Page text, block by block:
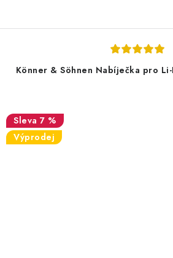
Könner & Söhnen Nabíječka pro
7 %
Výprodej